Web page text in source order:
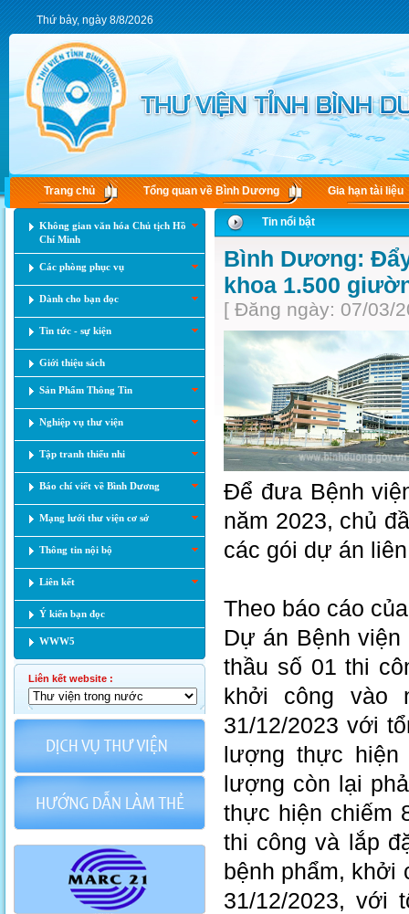
Thứ bảy, ngày 8/8/2026
Trang chủ Tổng quan về Bình Dương Gia hạn tài liệu
Không gian văn hóa Chủ tịch Hồ
Chí Minh
Các phòng phục vụ
Dành cho bạn đọc
Tin tức - sự kiện
Giới thiệu sách
Sản Phẩm Thông Tin
Nghiệp vụ thư viện
Tập tranh thiếu nhi
Báo chí viết về Bình Dương
Mạng lưới thư viện cơ sở
Thông tin nội bộ
Liên kết
Ý kiến bạn đọc
WWW5
Liên kết website :
Tin nổi bật
Bình Dương:
khoa 1.500
[ Đăng ngày: 07/03/
Để đưa Bệnh
năm 2023, chủ
các gói dự án
Theo báo cáo
Dự án Bệnh
thầu số 01 thi
khởi công vào
31/12/2023 với
lượng thực hiện
lượng còn lại
thực hiện chiếm
thi công và lắp
bệnh phẩm, khởi
31/12/2023, với